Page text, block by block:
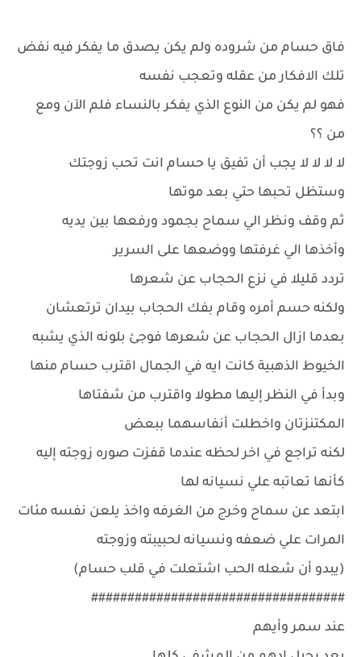
فاق حسام من شروده ولم يكن يصدق ما يفكر فيه نفض
تلك الافكار من عقله وتعجب نفسه
فهو لم يكن من النوع الذي يفكر بالنساء فلم الآن ومع
من ؟؟
لا لا لا لا يجب أن تفيق يا حسام انت تحب زوجتك
وستظل تحبها حتي بعد موتها
ثم وقف ونظر الي سماح بجمود ورفعها بين يديه
وأخذها الي غرفتها ووضعها على السرير
تردد قليلا في نزع الحجاب عن شعرها
ولكنه حسم أمره وقام بفك الحجاب بيدان ترتعشان
بعدما ازال الحجاب عن شعرها فوجئ بلونه الذي يشبه
الخيوط الذهبية كانت ايه في الجمال اقترب حسام منها
وبدأ في النظر إليها مطولا واقترب من شفتاها
المكتنزتان واخطلت أنفاسهما ببعض
لكنه تراجع في اخر لحظه عندما قفزت صوره زوجته إليه
كأنها تعاتبه علي نسيانه لها
ابتعد عن سماح وخرج من الغرفه واخذ يلعن نفسه مئات
المرات علي ضعفه ونسيانه لحبيبته وزوجته
(يبدو أن شعله الحب اشتعلت في قلب حسام)
###################################
عند سمر وأيهم